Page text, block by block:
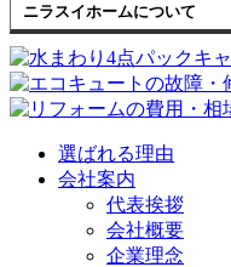
ニラスイホームについて
選ばれる理由
会社案内
代表挨拶
会社概要
企業理念